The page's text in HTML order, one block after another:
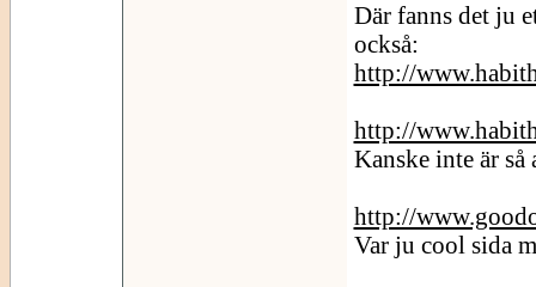
Där fanns det ju
också:
http://
http://
Kanske inte är
http://
Var ju cool sida